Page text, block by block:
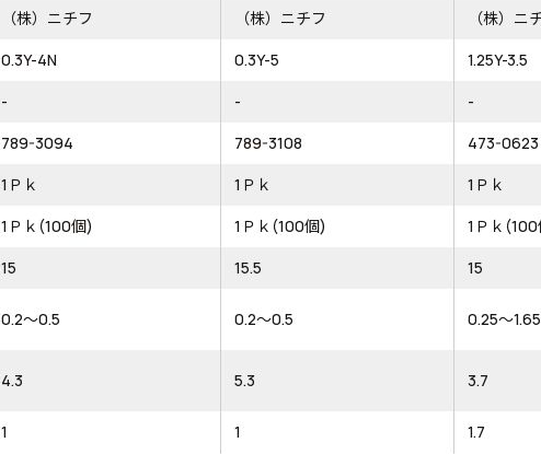
（株）ニチフ （株）ニチフ （株）ニ
0.3Y-4N 0.3Y-5 1.25Y-3.5
- - -
789-3094 789-3108 473-0623
1Ｐｋ 1Ｐｋ 1Ｐｋ
1Ｐｋ(100個) 1Ｐｋ(100個) 1Ｐｋ(100
15 15.5 15
0.2～0.5 0.2～0.5 0.25～1.65
4.3 5.3 3.7
1 1 1.7